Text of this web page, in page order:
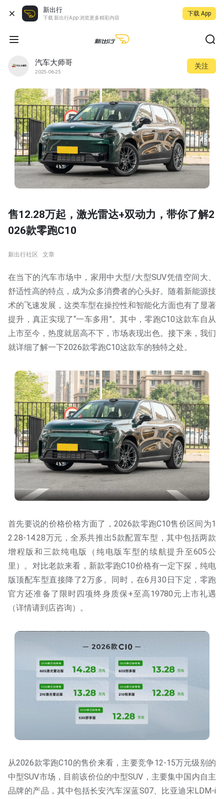
新出行
下载 新出行App 浏览更多精彩内容
下载 App
汽车大师哥
2025-06-25
关注
售12.28万起，激光雷达+双动力，带你了解2
026款零跑C10
新出行社区 · 文章
在当下的汽车市场中，家用中大型/大型SUV凭借空间大、
舒适性高的特点，成为众多消费者的心头好。随着新能源技
术的飞速发展，这类车型在操控性和智能化方面也有了显著
提升，真正实现了“一车多用”。其中，零跑C10这款车自从
上市至今，热度就居高不下，市场表现出色。接下来，我们
就详细了解一下2026款零跑C10这款车的独特之处。
首先要说的价格价格方面了，2026款零跑C10售价区间为1
2.28-14.28万元，全系共推出5款配置车型，其中包括两款
增程版和三款纯电版（纯电版车型的续航提升至605公
里）。对比老款来看，新款零跑C10价格有一定下探，纯电
版顶配车型直接降了2万多。同时，在6月30日下定，零跑
官方还准备了限时四项终身质保+至高19780元上市礼遇
（详情请到店咨询）。
从2026款零跑C10的售价来看，主要竞争12-15万元级别的
中型SUV市场，目前该价位的中型SUV，主要集中国内自主
品牌的产品，其中包括长安汽车深蓝S07、比亚迪宋LDM-i